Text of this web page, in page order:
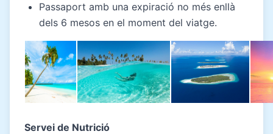
Passaport amb una expiració no més enllà
dels 6 mesos en el moment del viatge.
Servei de Nutrició